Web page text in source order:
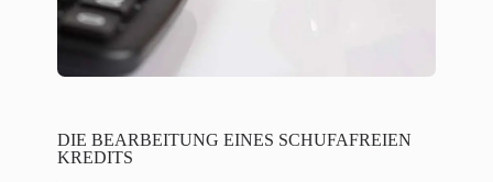
DIE BEARBEITUNG EINES SCHUFAFREIEN
KREDITS